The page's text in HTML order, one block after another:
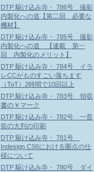
DTP 駆け込み寺・ 786号 撮影
内製化への道【第二回 必要な
機材】
DTP 駆け込み寺・ 785号 撮影
内製化への道 【連載 第一
回 内製化のメリット】
DTP 駆け込み寺・ 784号 イラ
レCCがものすごい落ちます
（ToT）2時間で10回以上
DTP 駆け込み寺・ 783号 領収
書の￥マーク
DTP 駆け込み寺・ 782号 一昔
前の大判の印刷
DTP 駆け込み寺・ 781号
Indesign CS6における圏点の仕
様について
DTP 駆け込み寺・ 780号 ダイ